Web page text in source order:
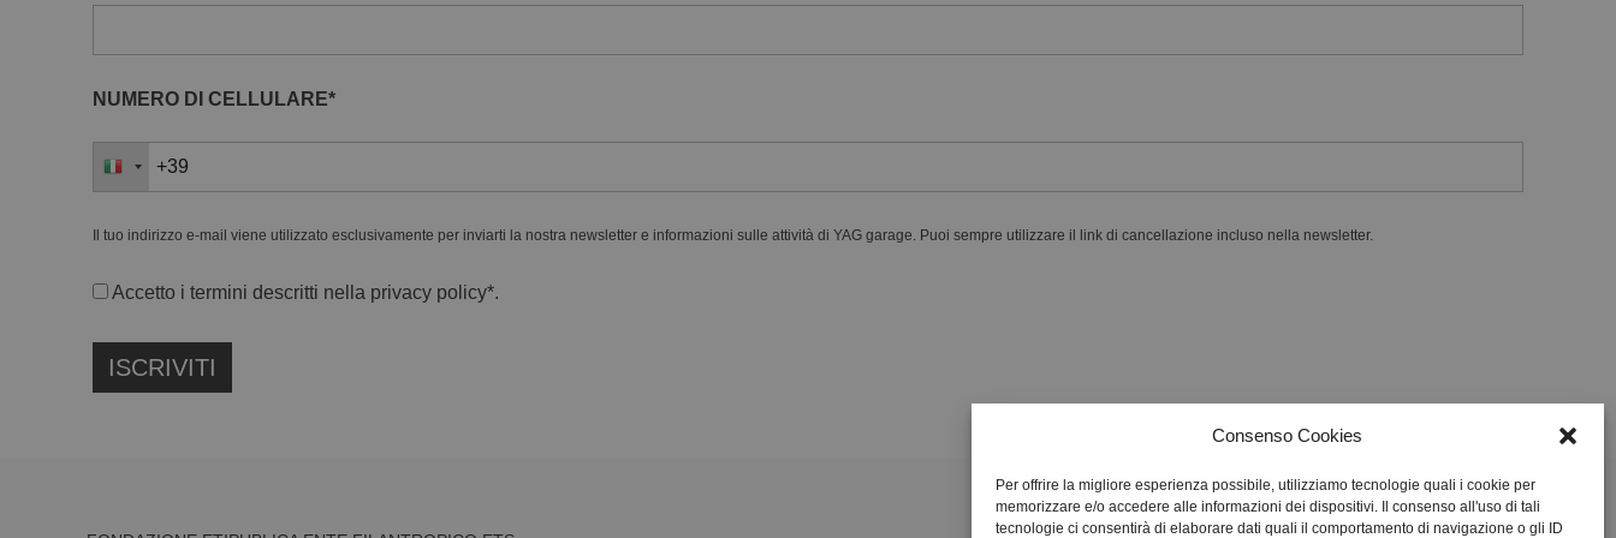
Consenso Cookies
Per offrire la migliore esperienza possibile, utilizziamo tecnologie quali i cookie per
memorizzare e/o accedere alle informazioni dei dispositivi. Il consenso all'uso di tali
tecnologie ci consentirà di elaborare dati quali il comportamento di navigazione o gli ID
NUMERO DI CELLULARE*
Il tuo indirizzo e-mail viene utilizzato esclusivamente per inviarti la nostra newsletter e informazioni sulle attività di YAG garage. Puoi sempre utilizzare il link di cancellazione incluso nella newsletter.
Accetto i termini descritti nella privacy policy*.